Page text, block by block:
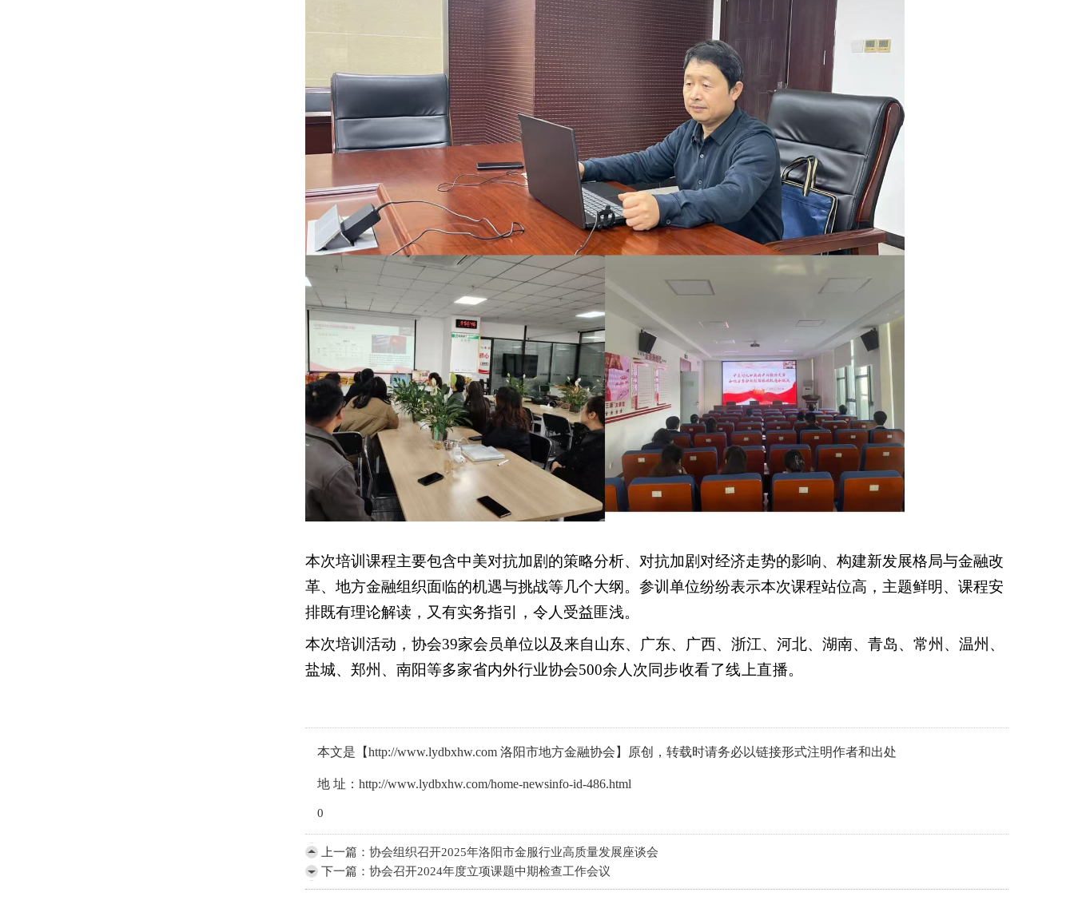
本次培训课程主要包含中美对抗加剧的策略分析、对抗加剧对经济走势的影响、构建新发展格局与金融改
革、地方金融组织面临的机遇与挑战等几个大纲。 参训单位纷纷表示本次课程站位高 ， 主题鲜明 、课程安
排既有理论解读，又有实务指引
， 令人 受益匪浅。
本次培训活动， 协会39家会员单位以及来自山东、广东、广西、浙江、河北、湖南、青岛、常州、温州、
盐城、郑州、南阳等多家省内外行业协会500余 人次 同步收看了线上直播。
本文是【http://www.lydbxhw.com 洛阳市地方金融协会】原创，转载时请务必以链接形式注明作者和出处
地 址：http://www.lydbxhw.com/home-newsinfo-id-486.html
0
上一篇： 协会组织召开2025年洛阳市金服行业高质量发展座谈会
下一篇： 协会召开2024年度立项课题中期检查工作会议